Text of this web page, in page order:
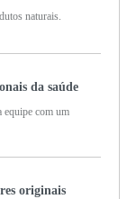
naturais.
da saúde
equipe com um
originais